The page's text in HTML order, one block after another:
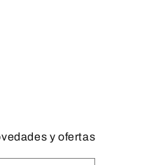
y ofertas